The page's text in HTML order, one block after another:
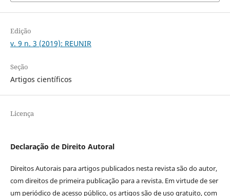
Edição
v. 9 n. 3 (2019): REUNIR
Seção
Artigos científicos
Licença
Declaração de Direito Autoral
Direitos Autorais para artigos publicados nesta revista são do autor,
com direitos de primeira publicação para a revista. Em virtude de ser
um periódico de acesso público, os artigos são de uso gratuito, com